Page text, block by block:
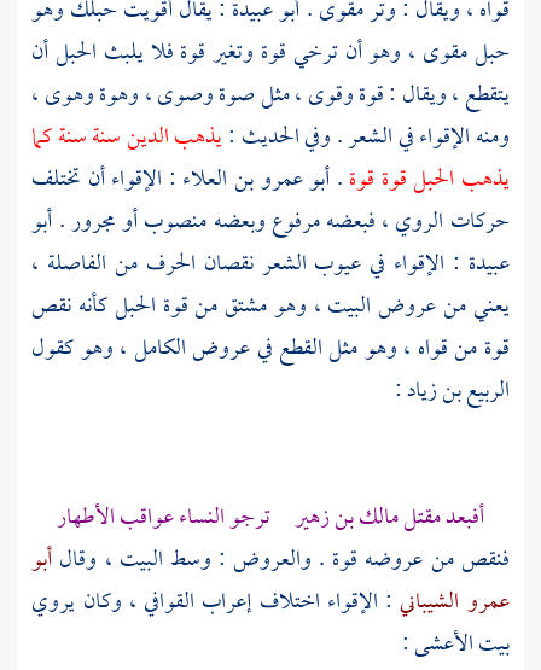
قواه ، ويقال : وتر مقوى .أبو عبيدة : يقال أقويت حبلك وهو
حبل مقوى ، وهو أن ترخي قوة وتغير قوة فلا يلبث الحبل أن
يتقطع ، ويقال : قوة وقوى ، مثل صوة وصوى ، وهوة وهوى ،
ومنه الإقواء في الشعر . وفي الحديث :يذهب الدين سنة سنة كما
يذهب الحبل قوة قوة. أبو عمرو بن العلاء : الإقواء أن تختلف
حركات الروي ، فبعضه مرفوع وبعضه منصوب أو مجرور .أبو
عبيدة : الإقواء في عيوب الشعر نقصان الحرف من الفاصلة ،
يعني من عروض البيت ، وهو مشتق من قوة الحبل كأنه نقص
قوة من قواه ، وهو مثل القطع في عروض الكامل ، وهو كقول
الربيع بن زياد:
أفبعد مقتلمالك بن زهير ترجو النساء عواقب الأطهار
فنقص من عروضه قوة . والعروض : وسط البيت ، وقالأبو
عمرو الشيباني : الإقواء اختلاف إعراب القوافي ، وكان يروي
بيتالأعشى: